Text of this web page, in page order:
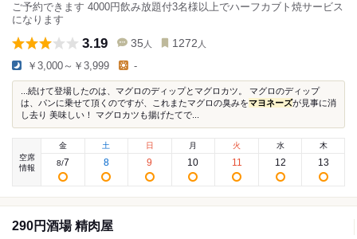
ご予約できます 4000円飲み放題付3名様以上でハーフカブト焼サービス
になります
3.19 35 人 1272 人
￥3,000～￥3,999 -
...続けて登場したのは、マグロのディップとマグロカツ。 マグロのディップ
は、パンに乗せて頂くのですが、これまたマグロの臭みをマヨネーズが見事に消
し去り 美味しい！ マグロカツも揚げたてで...
空席
情報
金
8/7
土
8
日
9
月
10
火
11
水
12
木
13
290円酒場 精肉屋